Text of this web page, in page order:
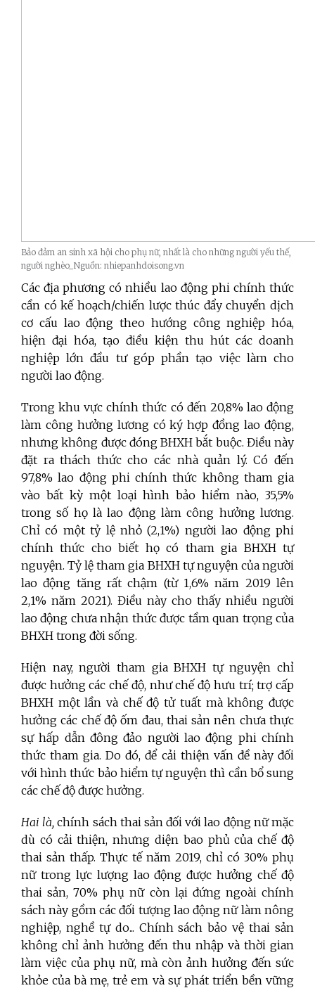
Bảo đảm an sinh xã hội cho phụ nữ, nhất là cho những người yếu thế,
người nghèo_Nguồn: nhiepanhdoisong.vn
Các địa phương có nhiều lao động phi chính thức
cần có kế hoạch/chiến lược thúc đẩy chuyển dịch
cơ cấu lao động theo hướng công nghiệp hóa,
hiện đại hóa, tạo điều kiện thu hút các doanh
nghiệp lớn đầu tư góp phần tạo việc làm cho
người lao động.
Trong khu vực chính thức có đến 20,8% lao động
làm công hưởng lương có ký hợp đồng lao động,
nhưng không được đóng BHXH bắt buộc. Điều này
đặt ra thách thức cho các nhà quản lý. Có đến
97,8% lao động phi chính thức không tham gia
vào bất kỳ một loại hình bảo hiểm nào, 35,5%
trong số họ là lao động làm công hưởng lương.
Chỉ có một tỷ lệ nhỏ (2,1%) người lao động phi
chính thức cho biết họ có tham gia BHXH tự
nguyện. Tỷ lệ tham gia BHXH tự nguyện của người
lao động tăng rất chậm (từ 1,6% năm 2019 lên
2,1% năm 2021). Điều này cho thấy nhiều người
lao động chưa nhận thức được tầm quan trọng của
BHXH trong đời sống.
Hiện nay, người tham gia BHXH tự nguyện chỉ
được hưởng các chế độ, như chế độ hưu trí; trợ cấp
BHXH một lần và chế độ tử tuất mà không được
hưởng các chế độ ốm đau, thai sản nên chưa thực
sự hấp dẫn đông đảo người lao động phi chính
thức tham gia. Do đó, để cải thiện vấn đề này đối
với hình thức bảo hiểm tự nguyện thì cần bổ sung
các chế độ được hưởng.
Hai là, chính sách thai sản đối với lao động nữ mặc
dù có cải thiện, nhưng diện bao phủ của chế độ
thai sản thấp. Thực tế năm 2019, chỉ có 30% phụ
nữ trong lực lượng lao động được hưởng chế độ
thai sản, 70% phụ nữ còn lại đứng ngoài chính
sách này gồm các đối tượng lao động nữ làm nông
nghiệp, nghề tự do... Chính sách bảo vệ thai sản
không chỉ ảnh hưởng đến thu nhập và thời gian
làm việc của phụ nữ, mà còn ảnh hưởng đến sức
khỏe của bà mẹ, trẻ em và sự phát triển bền vững